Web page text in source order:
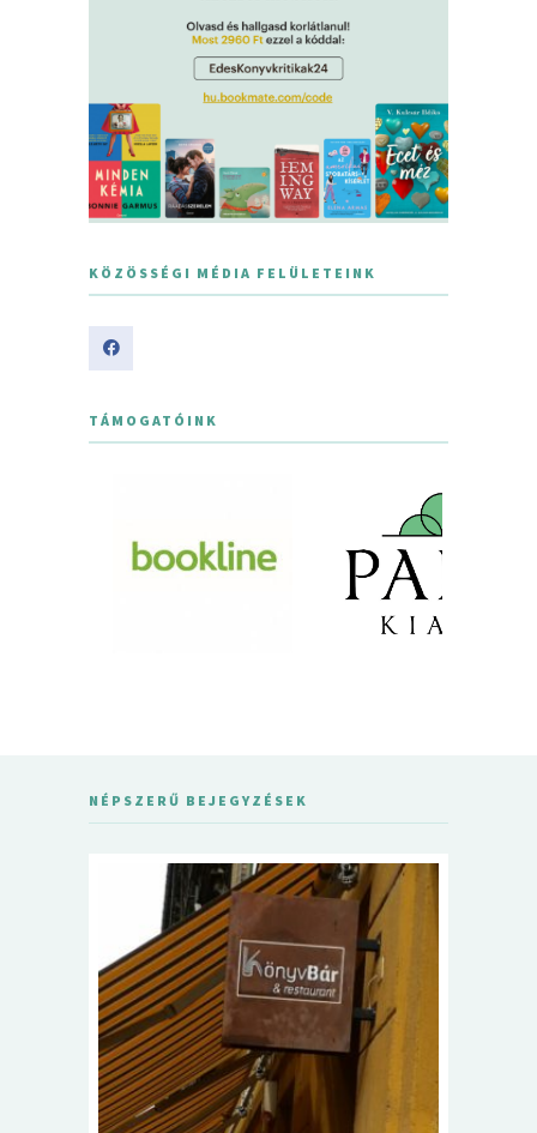
KÖZÖSSÉGI MÉDIA FELÜLETEINK
TÁMOGATÓINK
NÉPSZERŰ BEJEGYZÉSEK